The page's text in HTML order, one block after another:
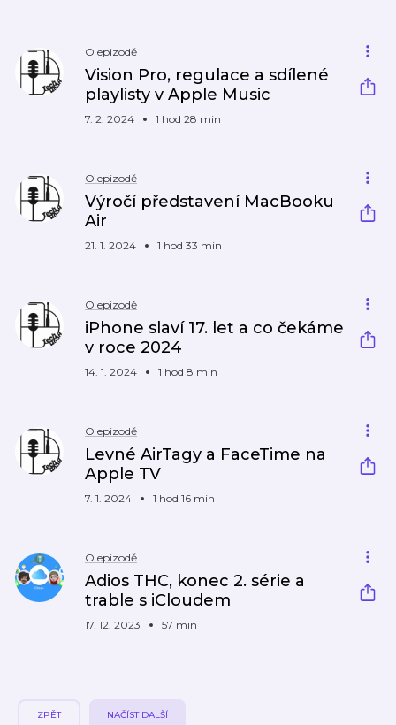
O epizodě
Vision Pro, regulace a sdílené
playlisty v Apple Music
7. 2. 2024 1 hod 28 min
O epizodě
Výročí představení MacBooku
Air
21. 1. 2024 1 hod 33 min
O epizodě
iPhone slaví 17. let a co čekáme
v roce 2024
14. 1. 2024 1 hod 8 min
O epizodě
Levné AirTagy a FaceTime na
Apple TV
7. 1. 2024 1 hod 16 min
O epizodě
Adios THC, konec 2. série a
trable s iCloudem
17. 12. 2023 57 min
ZPĚT NAČÍST DALŠÍ